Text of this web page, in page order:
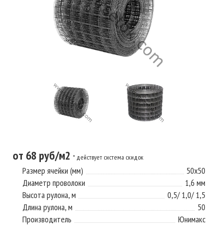
от 68 руб/м2 * действует система скидок
Размер ячейки (мм)
50x50
Диаметр проволоки
1,6 мм
Высота рулона, м
0,5/ 1,0/ 1,5
Длина рулона, м
50
Производитель
Юнимакс